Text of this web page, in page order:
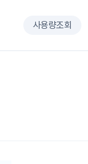
사용량조회